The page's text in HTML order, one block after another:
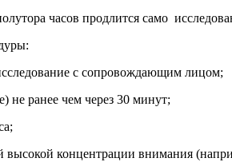
часов продлится само
с сопровождающим лицом;
не ранее чем через 30 минут;
концентрации внимания